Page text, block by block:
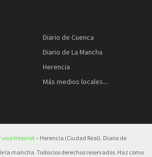
Diario de Cuenca
Diario de La Mancha
Herencia
Más medios locales...
vivo Internet– Herencia (Ciudad Real). Diario de
la mancha. Todos los derechos reservados. Haz como